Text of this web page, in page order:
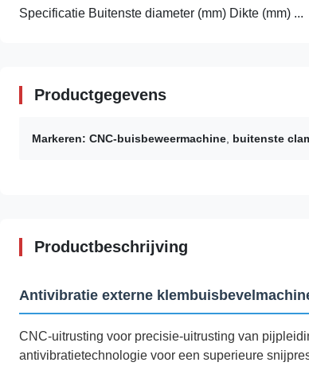
Specificatie Buitenste diameter (mm) Dikte (mm) ...
Productgegevens
Markeren: CNC-buisbeweermachine buitenste
Productbeschrijving
Antivibratie externe
CNC-uitrusting voor precisie-uitrusting van
antivibratietechnologie voor een superieure